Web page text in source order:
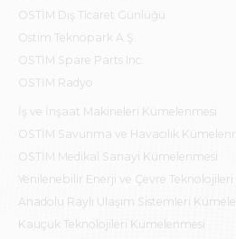
OSTİM Dış Ticaret Günlüğü
Ostim Teknopark A.Ş.
OSTİM Spare Parts Inc.
OSTİM Radyo
İş ve İnşaat Makineleri Kümelenmesi
OSTİM Savunma ve Havacılık
OSTİM Medikal Sanayi Kümelenmesi
Yenilenebilir Enerji ve Çevre
Anadolu Raylı Ulaşım Sistemleri
Kauçuk Teknolojileri Kümelenmesi